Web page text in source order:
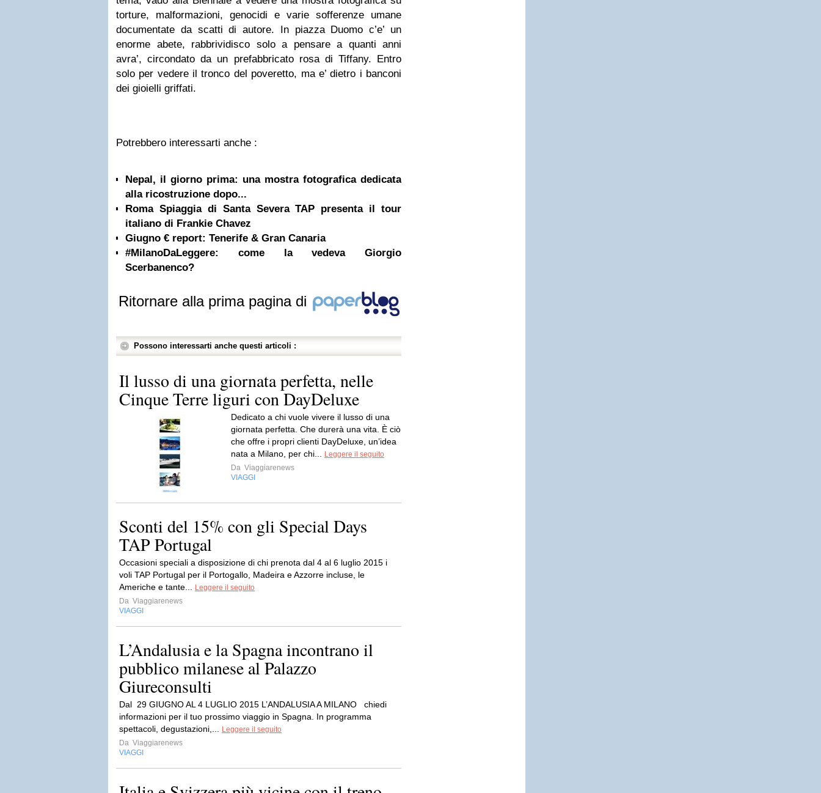
torture, malformazioni, genocidi e varie sofferenze umane
documentate da scatti di autore. In piazza Duomo c’e’ un
enorme abete, rabbrividisco solo a pensare a quanti anni
avra’, circondato da un prefabbricato rosa di Tiffany. Entro
solo per vedere il tronco del poveretto, ma e’ dietro i banconi
dei gioielli griffati.
Potrebbero interessarti anche :
Nepal, il giorno prima: una mostra fotografica dedicata
alla ricostruzione dopo...
Roma Spiaggia di Santa Severa TAP presenta il tour
italiano di Frankie Chavez
Giugno € report: Tenerife & Gran Canaria
#MilanoDaLeggere: come la vedeva Giorgio
Scerbanenco?
Ritornare alla prima pagina di
Possono interessarti anche questi articoli :
Il lusso di una giornata perfetta, nelle
Cinque Terre liguri con DayDeluxe
Dedicato a chi vuole vivere il lusso di una
giornata perfetta. Che durerà una vita. È ciò
che offre i propri clienti DayDeluxe, un’idea
nata a Milano, per chi...
Leggere il seguito
Da Viaggiarenews
VIAGGI
Sconti del 15% con gli Special Days
TAP Portugal
Occasioni speciali a disposizione di chi prenota dal 4 al 6 luglio 2015 i
voli TAP Portugal per il Portogallo, Madeira e Azzorre incluse, le
Americhe e tante...
Leggere il seguito
Da Viaggiarenews
VIAGGI
L’Andalusia e la Spagna incontrano il
pubblico milanese al Palazzo
Giureconsulti
Dal 29 GIUGNO AL 4 LUGLIO 2015 L’ANDALUSIA A MILANO chiedi
informazioni per il tuo prossimo viaggio in Spagna. In programma
spettacoli, degustazioni,...
Leggere il seguito
Da Viaggiarenews
VIAGGI